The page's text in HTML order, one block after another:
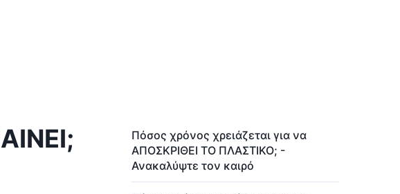
Πόσος χρόνος χρειάζεται για να
ΑΠΟΣΚΡΙΘΕΙ ΤΟ ΠΛΑΣΤΙΚΟ; -
Ανακαλύψτε τον καιρό